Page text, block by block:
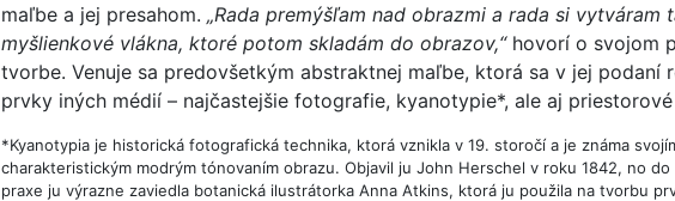
maľbe a jej presahom. „Rada premýšľam nad obrazmi a rada si vytváram
myšlienkové vlákna, ktoré potom skladám do obrazov,“hovorí o svojom
tvorbe. Venuje sa predovšetkým abstraktnej maľbe, ktorá sa v jej podaní
prvky iných médií – najčastejšie fotografie, kyanotypie*, ale aj
*Kyanotypia je historická fotografická technika, ktorá vznikla v 19. storočí a je známa
charakteristickým modrým tónovaním obrazu. Objavil ju John Herschel v roku 1842, no do
praxe ju výrazne zaviedla botanická ilustrátorka Anna Atkins, ktorá ju použila na tvorbu